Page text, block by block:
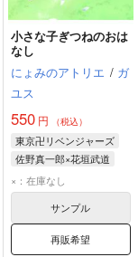
小さな子ぎつねのおは
なし
にょみのアトリエ / ガ
ユス
550円 （税込）
東京卍リベンジャーズ
佐野真一郎×花垣武道
花垣武道
佐野兄弟
×：在庫なし
サンプル
再販希望